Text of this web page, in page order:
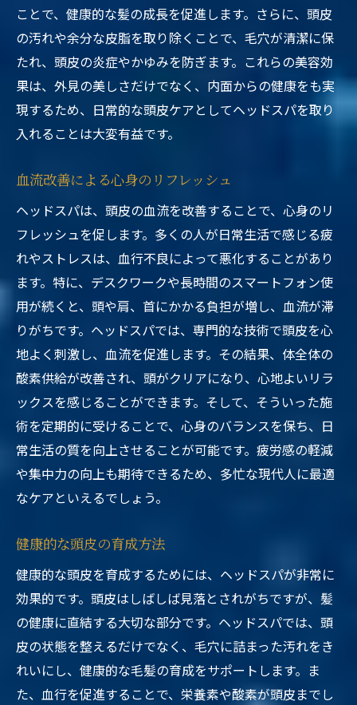
ことで、健康的な髪の成長を促進します。さらに、頭皮
の汚れや余分な皮脂を取り除くことで、毛穴が清潔に保
たれ、頭皮の炎症やかゆみを防ぎます。これらの美容効
果は、外見の美しさだけでなく、内面からの健康をも実
現するため、日常的な頭皮ケアとしてヘッドスパを取り
入れることは大変有益です。
血流改善による心身のリフレッシュ
ヘッドスパは、頭皮の血流を改善することで、心身のリ
フレッシュを促します。多くの人が日常生活で感じる疲
れやストレスは、血行不良によって悪化することがあり
ます。特に、デスクワークや長時間のスマートフォン使
用が続くと、頭や肩、首にかかる負担が増し、血流が滞
りがちです。ヘッドスパでは、専門的な技術で頭皮を心
地よく刺激し、血流を促進します。その結果、体全体の
酸素供給が改善され、頭がクリアになり、心地よいリラ
ックスを感じることができます。そして、そういった施
術を定期的に受けることで、心身のバランスを保ち、日
常生活の質を向上させることが可能です。疲労感の軽減
や集中力の向上も期待できるため、多忙な現代人に最適
なケアといえるでしょう。
健康的な頭皮の育成方法
健康的な頭皮を育成するためには、ヘッドスパが非常に
効果的です。頭皮はしばしば見落とされがちですが、髪
の健康に直結する大切な部分です。ヘッドスパでは、頭
皮の状態を整えるだけでなく、毛穴に詰まった汚れをき
れいにし、健康的な毛髪の育成をサポートします。ま
た、血行を促進することで、栄養素や酸素が頭皮までし